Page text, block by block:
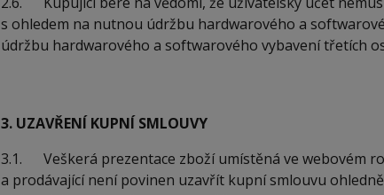
s ohledem na nutnou údržbu hardwarového a
údržbu hardwarového a softwarového vybavení třetích
3. UZAVŘENÍ KUPNÍ SMLOUVY
3.1. Veškerá prezentace zboží umístěná ve webovém
a prodávající není povinen uzavřít kupní smlouvu